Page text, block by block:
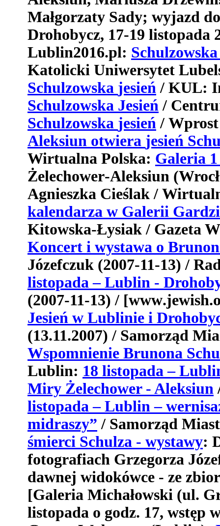
Małgorzaty Sady; wyjazd do
Drohobycz, 17-19 listopada
Lublin2016.pl:
Katolicki Uniwersytet
Schulzowska jesień / KUL:
Schulzowska Jesień /
Schulzowska jesień / Wprost
Aleksiun otwiera jesień
Wirtualna Polska: Galeria
Żelechower-Aleksiun (Wrocł
Agnieszka Cieślak/
kalendarza w Galerii
Kitowska-Łysiak/ Gazeta
Koncert i wystawa o
Józefczuk(2007-11-13) /
listopada – Lublin -
(2007-11-13) / [www.jewish.
Jesień w Lublinie i
(13.11.2007) / Samorząd
Wspomnienie Brunona
Lublin: 18 listopada –
Miry Żelechower - Aleksiun
listopada – Lublin – wernisa
midraszy” / Samorząd
śmierci Schulza - wystawy:
fotografiach Grzegorza Jó
dawnej widokówce- ze zbior
[Galeria Michałowski (ul.
listopada o godz. 17, wstęp